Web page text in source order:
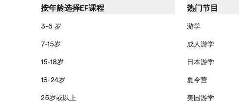
按年龄选择EF课程
3-6 岁
7-15岁
15-18岁
18-24岁
25岁或以上
热门节目
游学
成人游学
日本游学
夏令营
美国游学